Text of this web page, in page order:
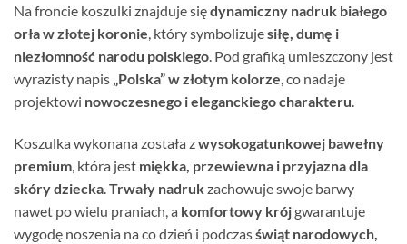
Na froncie koszulki znajduje siędynamiczny nadruk białego
orła w złotej koronie, który symbolizujesiłę, dumę i
niezłomność narodu polskiego. Pod grafiką umieszczony jest
wyrazisty napis „Polska” w złotym kolorze, co nadaje
projektowi nowoczesnego i eleganckiego charakteru.
Koszulka wykonana została zwysokogatunkowej bawełny
premium, która jest miękka, przewiewna i przyjazna dla
skóry dziecka.Trwały nadrukzachowuje swoje barwy
nawet po wielu praniach, a komfortowy krójgwarantuje
wygodę noszenia na co dzień i podczasświąt narodowych,